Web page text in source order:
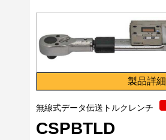
製品詳細
無線式データ伝送トルクレンチ
CSPBTLD